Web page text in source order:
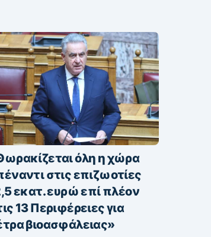
όλη η χώρα
στις επιζωοτίες
εκατ. ευρώ επί πλέον
13 Περιφέρειες για
βιοασφάλειας»